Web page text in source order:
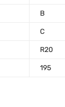
B
C
R20
195